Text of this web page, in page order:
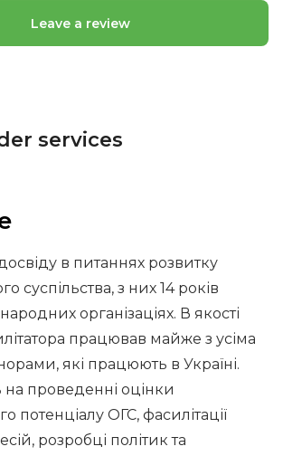
в питаннях розвитку
суспільства, з них 14 років
організаціях. В якості
працював майже з усіма
які працюють в Україні.
на проведенні оцінки
потенціалу ОГС, фасилітації
розробці політик та
Leave a review
services